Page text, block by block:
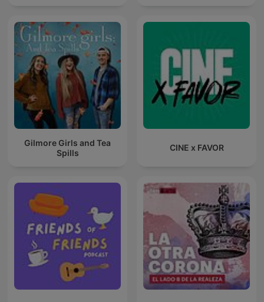
Gilmore Girls and Tea
Spills
CINE x FAVOR